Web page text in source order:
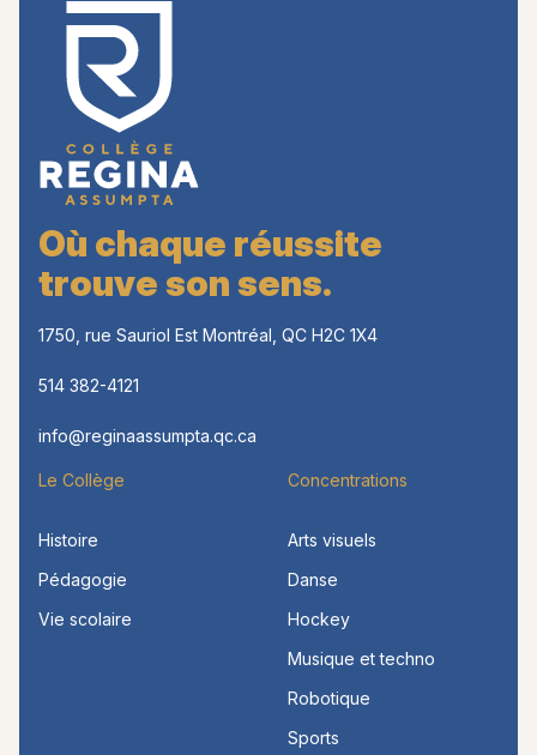
Où chaque réussite
trouve son sens.
1750, rue Sauriol Est Montréal, QC H2C 1X4
514 382-4121
info@reginaassumpta.qc.ca
Le Collège
Histoire
Pédagogie
Vie scolaire
Concentrations
Arts visuels
Danse
Hockey
Musique et techno
Robotique
Sports